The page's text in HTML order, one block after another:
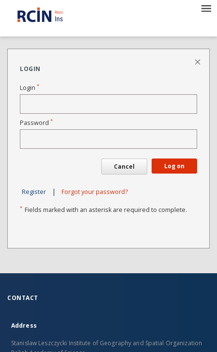
LOGIN
Login *
Password *
Cancel Log on
Register | Forgot your password?
* Fields marked with an asterisk are required to complete.
CONTACT
Address
Stanislaw Leszczycki Institute of Geography and Spatial Organization